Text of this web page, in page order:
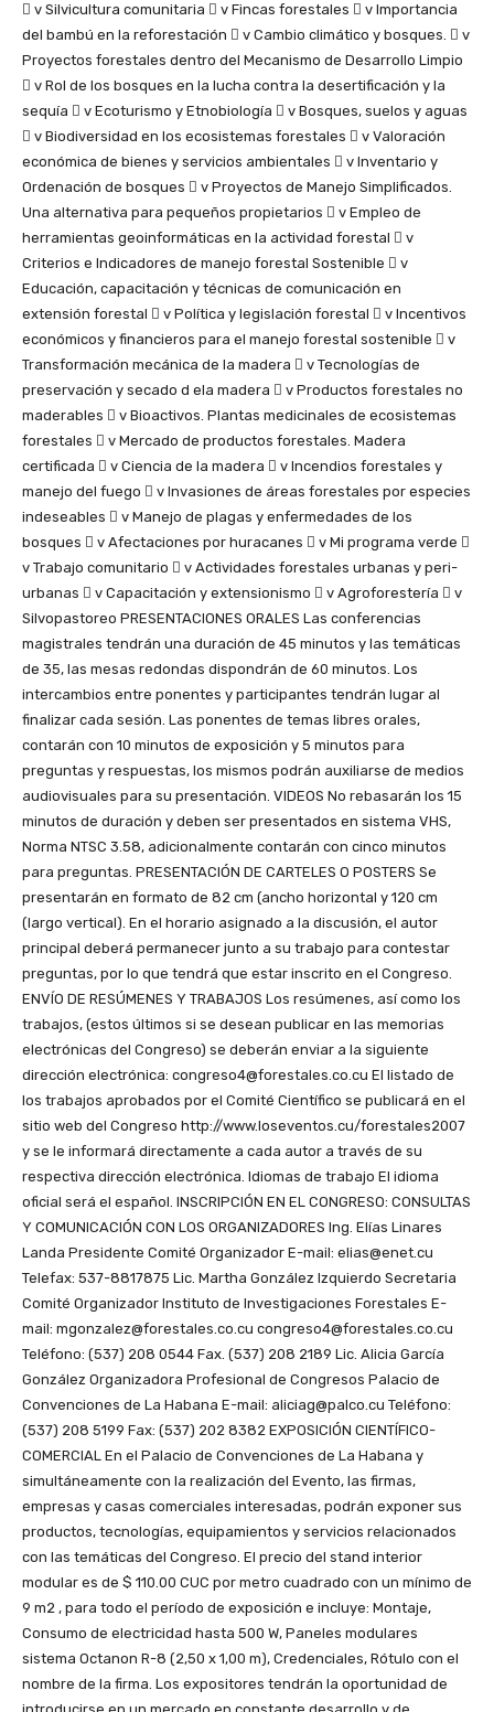
 v Silvicultura comunitaria  v Fincas forestales  v Importancia
del bambú en la reforestación  v Cambio climático y bosques.  v
Proyectos forestales dentro del Mecanismo de Desarrollo Limpio
 v Rol de los bosques en la lucha contra la desertificación y la
sequía  v Ecoturismo y Etnobiología  v Bosques, suelos y aguas
 v Biodiversidad en los ecosistemas forestales  v Valoración
económica de bienes y servicios ambientales  v Inventario y
Ordenación de bosques  v Proyectos de Manejo Simplificados.
Una alternativa para pequeños propietarios  v Empleo de
herramientas geoinformáticas en la actividad forestal  v
Criterios e Indicadores de manejo forestal Sostenible  v
Educación, capacitación y técnicas de comunicación en
extensión forestal  v Política y legislación forestal  v Incentivos
económicos y financieros para el manejo forestal sostenible  v
Transformación mecánica de la madera  v Tecnologías de
preservación y secado d ela madera  v Productos forestales no
maderables  v Bioactivos. Plantas medicinales de ecosistemas
forestales  v Mercado de productos forestales. Madera
certificada  v Ciencia de la madera  v Incendios forestales y
manejo del fuego  v Invasiones de áreas forestales por especies
indeseables  v Manejo de plagas y enfermedades de los
bosques  v Afectaciones por huracanes  v Mi programa verde 
v Trabajo comunitario  v Actividades forestales urbanas y peri-
urbanas  v Capacitación y extensionismo  v Agroforestería  v
Silvopastoreo PRESENTACIONES ORALES Las conferencias
magistrales tendrán una duración de 45 minutos y las temáticas
de 35, las mesas redondas dispondrán de 60 minutos. Los
intercambios entre ponentes y participantes tendrán lugar al
finalizar cada sesión. Las ponentes de temas libres orales,
contarán con 10 minutos de exposición y 5 minutos para
preguntas y respuestas, los mismos podrán auxiliarse de medios
audiovisuales para su presentación. VIDEOS No rebasarán los 15
minutos de duración y deben ser presentados en sistema VHS,
Norma NTSC 3.58, adicionalmente contarán con cinco minutos
para preguntas. PRESENTACIÓN DE CARTELES O POSTERS Se
presentarán en formato de 82 cm (ancho horizontal y 120 cm
(largo vertical). En el horario asignado a la discusión, el autor
principal deberá permanecer junto a su trabajo para contestar
preguntas, por lo que tendrá que estar inscrito en el Congreso.
ENVÍO DE RESÚMENES Y TRABAJOS Los resúmenes, así como los
trabajos, (estos últimos si se desean publicar en las memorias
electrónicas del Congreso) se deberán enviar a la siguiente
dirección electrónica: congreso4@forestales.co.cu El listado de
los trabajos aprobados por el Comité Científico se publicará en el
sitio web del Congreso http://www.loseventos.cu/forestales2007
y se le informará directamente a cada autor a través de su
respectiva dirección electrónica. Idiomas de trabajo El idioma
oficial será el español. INSCRIPCIÓN EN EL CONGRESO: CONSULTAS
Y COMUNICACIÓN CON LOS ORGANIZADORES Ing. Elías Linares
Landa Presidente Comité Organizador E-mail: elias@enet.cu
Telefax: 537-8817875 Lic. Martha González Izquierdo Secretaria
Comité Organizador Instituto de Investigaciones Forestales E-
mail: mgonzalez@forestales.co.cu congreso4@forestales.co.cu
Teléfono: (537) 208 0544 Fax. (537) 208 2189 Lic. Alicia García
González Organizadora Profesional de Congresos Palacio de
Convenciones de La Habana E-mail: aliciag@palco.cu Teléfono:
(537) 208 5199 Fax: (537) 202 8382 EXPOSICIÓN CIENTÍFICO-
COMERCIAL En el Palacio de Convenciones de La Habana y
simultáneamente con la realización del Evento, las firmas,
empresas y casas comerciales interesadas, podrán exponer sus
productos, tecnologías, equipamientos y servicios relacionados
con las temáticas del Congreso. El precio del stand interior
modular es de $ 110.00 CUC por metro cuadrado con un mínimo de
9 m2 , para todo el período de exposición e incluye: Montaje,
Consumo de electricidad hasta 500 W, Paneles modulares
sistema Octanon R-8 (2,50 x 1,00 m), Credenciales, Rótulo con el
nombre de la firma. Los expositores tendrán la oportunidad de